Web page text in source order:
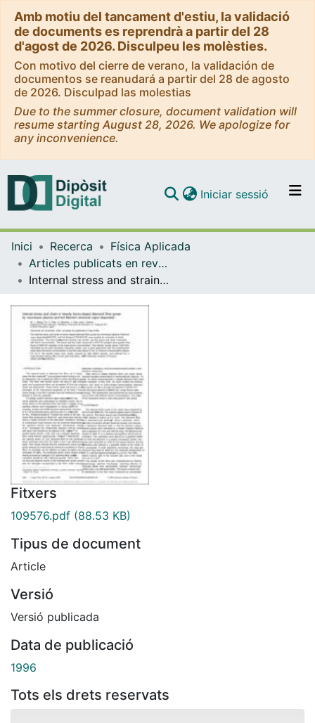
Amb motiu del tancament d'estiu, la validació
de documents es reprendrà a partir del 28
d'agost de 2026. Disculpeu les molèsties.
Con motivo del cierre de verano, la validación de
documentos se reanudará a partir del 28 de agosto
de 2026. Disculpad las molestias
Due to the summer closure, document validation will
resume starting August 28, 2026. We apologize for
any inconvenience.
Navega per tot el DD
Com publicar
Contacte
Iniciar sessió (current)
Inici Recerca
Física Aplicada
Articles publicats en revistes (Física Aplicada)
Internal stress and strain in heavily boron-doped diamond films grown by microwave plasma and hot filament chemical vapor deposition
Fitxers
109576.pdf (88.53 KB)
Tipus de document
Article
Versió
Versió publicada
Data de publicació
1996
Tots els drets reservats